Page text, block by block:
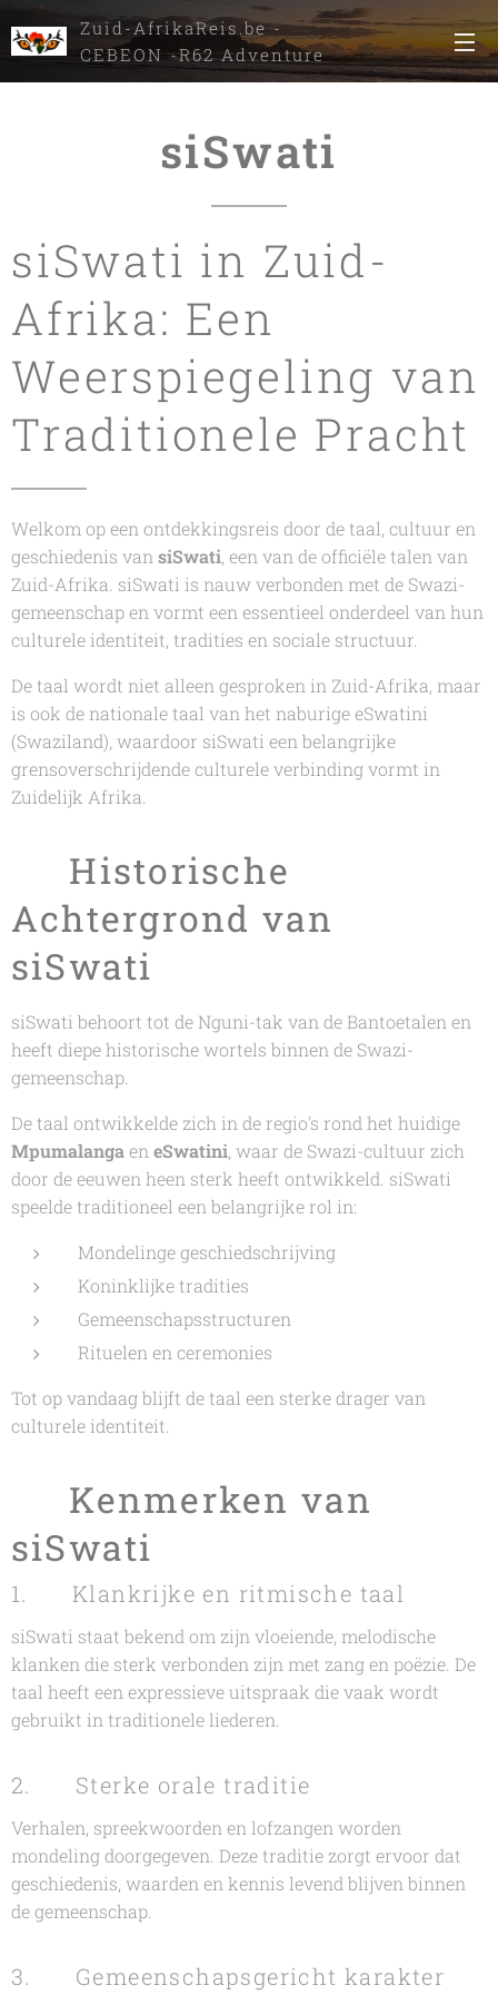
Zuid-AfrikaReis.be -
CEBEON -R62 Adventure
Tours
siSwati
siSwati in Zuid-
Afrika: Een
Weerspiegeling van
Traditionele Pracht
Welkom op een ontdekkingsreis door de taal, cultuur en
geschiedenis van siSwati, een van de officiële talen van
Zuid-Afrika. siSwati is nauw verbonden met de Swazi-
gemeenschap en vormt een essentieel onderdeel van hun
culturele identiteit, tradities en sociale structuur.
De taal wordt niet alleen gesproken in Zuid-Afrika, maar
is ook de nationale taal van het naburige eSwatini
(Swaziland), waardoor siSwati een belangrijke
grensoverschrijdende culturele verbinding vormt in
Zuidelijk Afrika.
🌍 Historische
Achtergrond van
siSwati
siSwati behoort tot de Nguni-tak van de Bantoetalen en
heeft diepe historische wortels binnen de Swazi-
gemeenschap.
De taal ontwikkelde zich in de regio's rond het huidige
Mpumalanga en eSwatini, waar de Swazi-cultuur zich
door de eeuwen heen sterk heeft ontwikkeld. siSwati
speelde traditioneel een belangrijke rol in:
Mondelinge geschiedschrijving
Koninklijke tradities
Gemeenschapsstructuren
Rituelen en ceremonies
Tot op vandaag blijft de taal een sterke drager van
culturele identiteit.
🎶 Kenmerken van
siSwati
1. 🎤 Klankrijke en ritmische taal
siSwati staat bekend om zijn vloeiende, melodische
klanken die sterk verbonden zijn met zang en poëzie. De
taal heeft een expressieve uitspraak die vaak wordt
gebruikt in traditionele liederen.
2. 📖 Sterke orale traditie
Verhalen, spreekwoorden en lofzangen worden
mondeling doorgegeven. Deze traditie zorgt ervoor dat
geschiedenis, waarden en kennis levend blijven binnen
de gemeenschap.
3. 🤝 Gemeenschapsgericht karakter